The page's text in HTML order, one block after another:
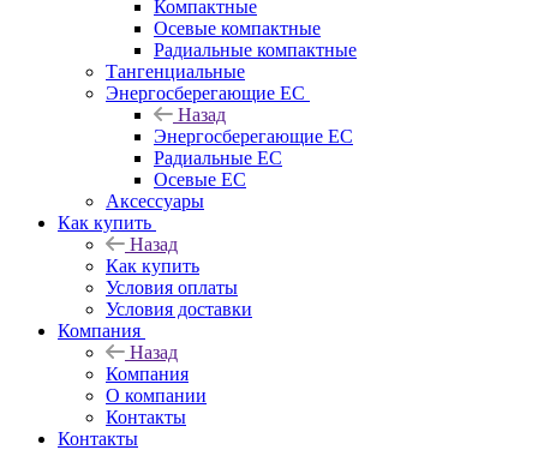
Компактные
Осевые компактные
Радиальные компактные
Тангенциальные
Энергосберегающие EC
Назад
Энергосберегающие EC
Радиальные EC
Осевые EC
Аксессуары
Как купить
Назад
Как купить
Условия оплаты
Условия доставки
Компания
Назад
Компания
О компании
Контакты
Контакты